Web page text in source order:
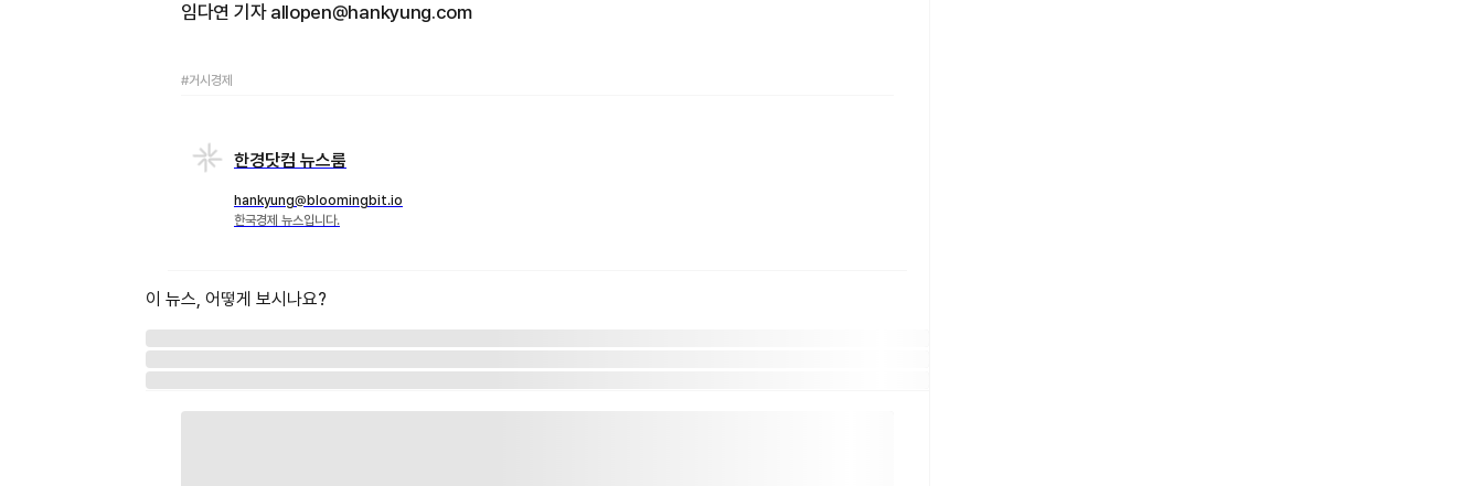
임다연 기자 allopen@hankyung.com
#거시경제
한경닷컴 뉴스룸
hankyung@bloomingbit.io
한국경제 뉴스입니다.
이 뉴스, 어떻게 보시나요?